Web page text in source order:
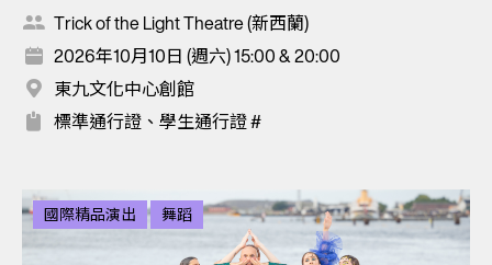
Trick of the Light Theatre (新西蘭)
2026年10月10日 (週六) 15:00 & 20:00
東九文化中心創館
標準通行證、學生通行證 #
國際精品演出 舞蹈